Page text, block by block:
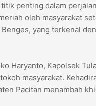
penting dalam
oleh masyarakat
yang terkenal
Haryanto, Kapolsek
masyarakat.
Pacitan menambah